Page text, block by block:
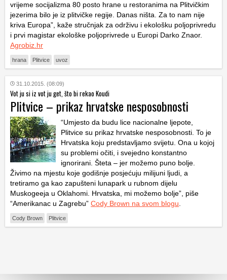
vrijeme socijalizma 80 posto hrane u restoranima na Plitvičkim
jezerima bilo je iz plitvičke regije. Danas ništa. Za to nam nije
kriva Europa”, kaže stručnjak za održivu i ekološku poljoprivredu
i prvi magistar ekološke poljoprivrede u Europi Darko Znaor.
Agrobiz.hr
hrana Plitvice uvoz
31.10.2015. (08:09)
Vot ju si iz vot ju get, što bi rekao Koudi
Plitvice – prikaz hrvatske nesposobnosti
“Umjesto da budu lice nacionalne ljepote,
Plitvice su prikaz hrvatske nesposobnosti. To je
Hrvatska koju predstavljamo svijetu. Ona u kojoj
su problemi očiti, i svejedno konstantno
ignorirani. Šteta – jer možemo puno bolje.
Živimo na mjestu koje godišnje posjećuju milijuni ljudi, a
tretiramo ga kao zapušteni lunapark u rubnom dijelu
Muskogeeja u Oklahomi. Hrvatska, mi možemo bolje”, piše
“Amerikanac u Zagrebu” Cody Brown na svom blogu.
Cody Brown Plitvice